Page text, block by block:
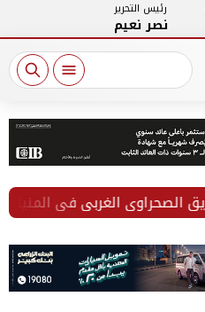
رئيس التحرير
نصر نعيم